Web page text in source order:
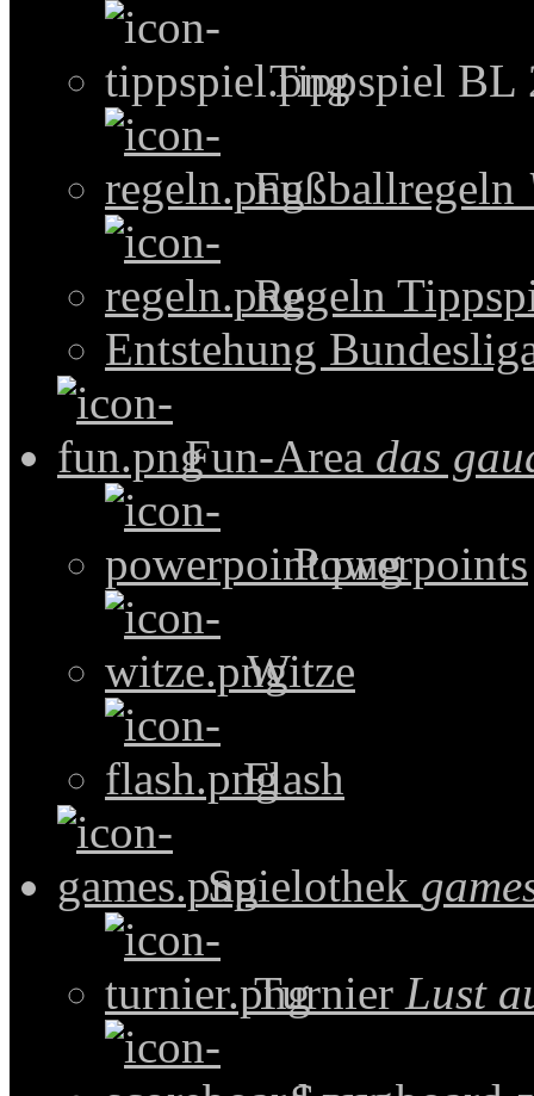
Tippspiel BL
Fußballregeln
Regeln
Entstehung
Fun-Area das
Powerpoints
Witze
Flash
Spielothek
Turnier Lust